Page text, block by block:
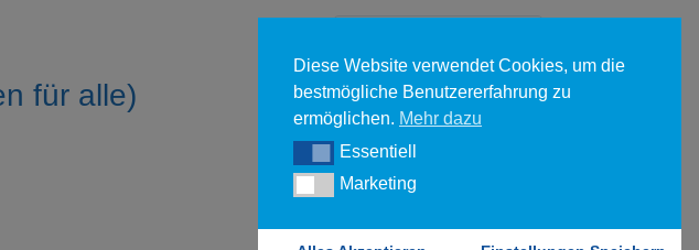
für alle)
Forgot your password?
Diese Website verwendet Cookies, um die
bestmögliche Benutzererfahrung zu
ermöglichen. Mehr dazu
EssentiellEssentiell
MarketingMarketing